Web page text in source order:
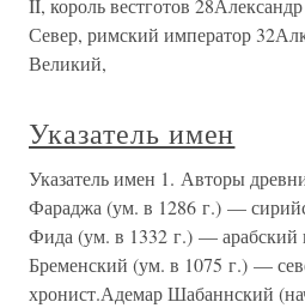
II, король вестготов
Север, римский император
Великий,
Указатель имен
Указатель имен 1. Авторы
Фараджа (ум. в 1286 г.) —
Фида (ум. в 1332 г.) — арабский
Бременский (ум. в 1075 г.) —
хронист.Адемар Шабаннский